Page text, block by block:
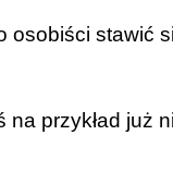
osobiści stawić
przykład już